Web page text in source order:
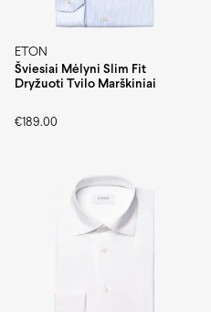
ETON
Šviesiai Mėlyni Slim Fit
Dryžuoti Tvilo Marškiniai
€189.00